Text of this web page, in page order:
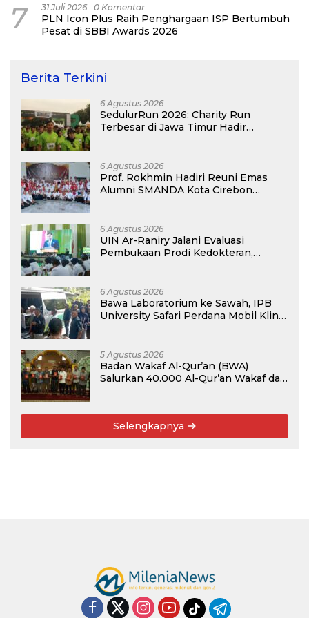
7 31 Juli 2026 0 Komentar
PLN Icon Plus Raih Penghargaan ISP Bertumbuh
Pesat di SBBI Awards 2026
Berita Terkini
6 Agustus 2026
SedulurRun 2026: Charity Run
Terbesar di Jawa Timur Hadir
Guru Honorer
6 Agustus 2026
Prof. Rokhmin Hadiri Reuni Emas
Alumni SMANDA Kota Cirebon
6 Agustus 2026
UIN Ar-Raniry Jalani Evaluasi
Pembukaan Prodi Kedokteran,
6 Agustus 2026
Bawa Laboratorium ke Sawah, IPB
University Safari Perdana Mobil Klinik
5 Agustus 2026
Badan Wakaf Al-Qur’an (BWA)
Salurkan 40.000 Al-Qur’an Wakaf dan
Selengkapnya